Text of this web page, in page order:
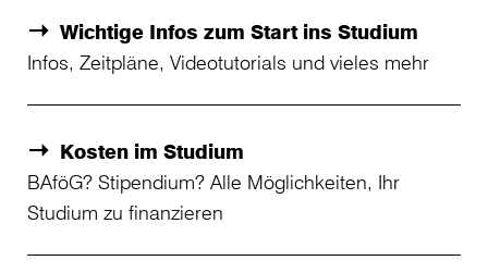
Wichtige Infos zum Start ins Studium
Infos, Zeitpläne, Videotutorials und vieles mehr
Kosten im Studium
BAföG? Stipendium? Alle Möglichkeiten, Ihr
Studium zu finanzieren